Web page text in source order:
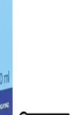
Sağlıklı
Gerekenler
içerikleriyle gelişimi
Uzman
ve Sağlık